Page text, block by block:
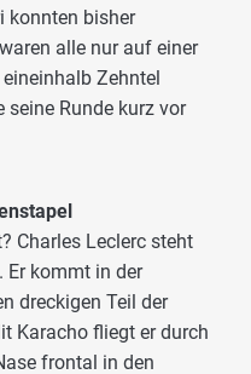
konnten bisher
alle nur auf einer
Zehntel
Runde kurz vor
Charles Leclerc steht
Er kommt in der
dreckigen Teil der
Karacho fliegt er durch
frontal in den